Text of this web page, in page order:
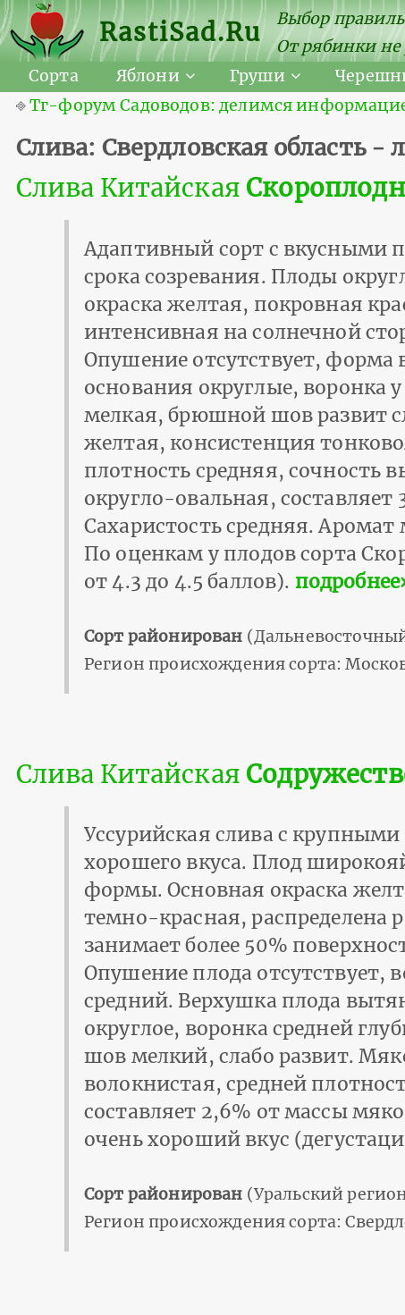
RastiSad.Ru
Выбор
От рябинки не
Сорта
Яблони Груши
⎆Тг-форум Садоводов: делимся
Слива: Свердловская область
Слива Китайская
Адаптивный сорт с вкусными
срока созревания. Плоды
окраска желтая, покровная
интенсивная на солнечной
Опушение отсутствует, форма
основания округлые, воронка
мелкая, брюшной шов развит
желтая, консистенция
плотность средняя, сочность
округло-овальная,
Сахаристость средняя.
По оценкам у плодов сорта
от 4.3 до 4.5 баллов).
Сорт районирован
Регион происхождения сорта:
Слива Китайская
Уссурийская слива с
хорошего вкуса. Плод
формы. Основная окраска
темно-красная, распределена
занимает более 50%
Опушение плода отсутствует,
средний. Верхушка плода
округлое, воронка средней
шов мелкий, слабо развит.
волокнистая, средней
составляет 2,6% от массы
очень хороший вкус
Сорт районирован (Уральский
Регион происхождения сорта: